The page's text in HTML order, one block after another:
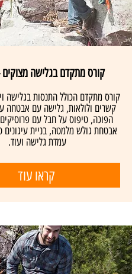
קורס מתקדם בגלישה
קורס מתקדם הכולל התנסות בגלישה
קשרים ולולאות, גלישה עם אבטחה
הפוכה, טיפוס על חבל עם
אבטחת גולש מלמטה, בניית עיגונים
עמדת גלישה ועוד.
קראו עוד